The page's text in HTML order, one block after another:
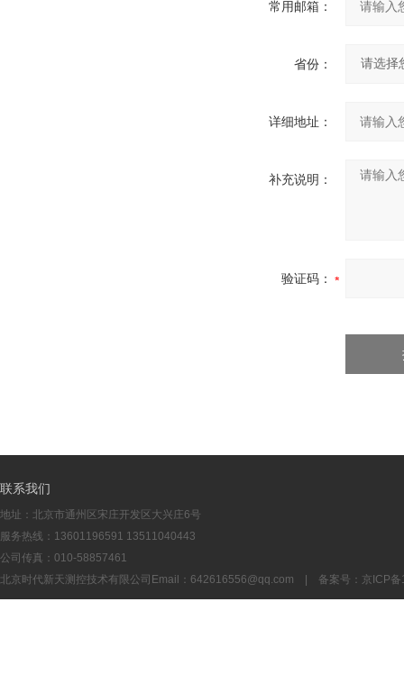
常用邮箱：
省份：
详细地址：
补充说明：
验证码：
联系我们
地址：北京市通州区宋庄开发区大兴庄6号
服务热线：13601196591 13511040443
公司传真：010-58857461
北京时代新天测控技术有限公司Email： 642616556@qq.com | 备案号： 京ICP